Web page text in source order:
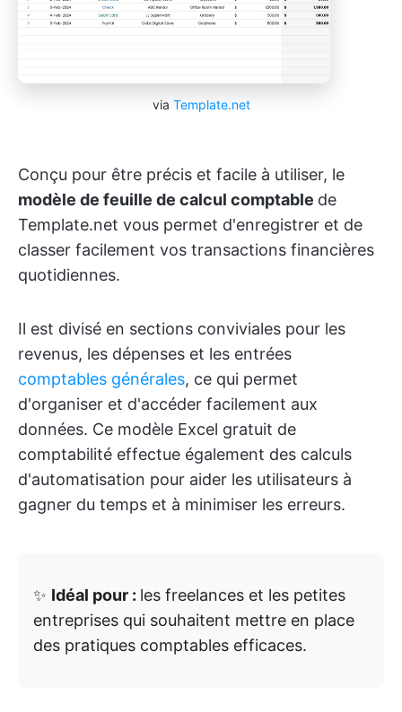
via Template.net
Conçu pour être précis et facile à utiliser, le
modèle de feuille de calcul comptable de
Template.net vous permet d'enregistrer et de
classer facilement vos transactions financières
quotidiennes.
Il est divisé en sections conviviales pour les
revenus, les dépenses et les entrées
comptables générales, ce qui permet
d'organiser et d'accéder facilement aux
données. Ce modèle Excel gratuit de
comptabilité effectue également des calculs
d'automatisation pour aider les utilisateurs à
gagner du temps et à minimiser les erreurs.
✨ Idéal pour : les freelances et les petites
entreprises qui souhaitent mettre en place
des pratiques comptables efficaces.